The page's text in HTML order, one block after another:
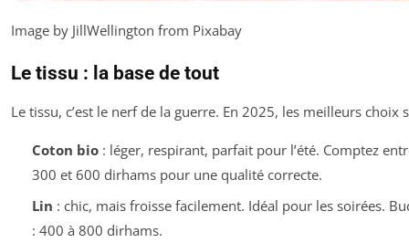
Image by JillWellington from Pixabay
Le tissu : la base de tout
Le tissu, c’est le nerf de la guerre. En 2025, les meilleurs choix
Coton bio: léger, respirant, parfait pour l’été. Comptez
300 et 600 dirhams pour une qualité correcte.
Lin : chic, mais froisse facilement. Idéal pour les soirées.
: 400 à 800 dirhams.